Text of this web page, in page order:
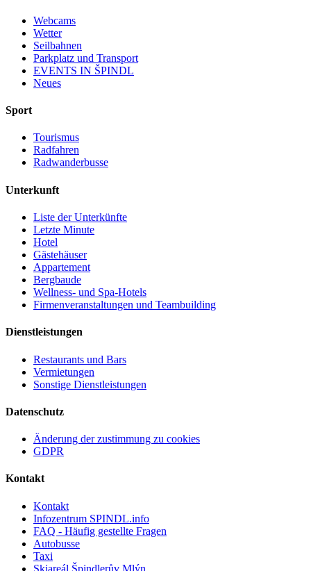
Webcams
Wetter
Seilbahnen
Parkplatz und Transport
EVENTS IN ŠPINDL
Neues
Sport
Tourismus
Radfahren
Radwanderbusse
Unterkunft
Liste der Unterkünfte
Letzte Minute
Hotel
Gästehäuser
Appartement
Bergbaude
Wellness- und Spa-Hotels
Firmenveranstaltungen und Teambuilding
Dienstleistungen
Restaurants und Bars
Vermietungen
Sonstige Dienstleistungen
Datenschutz
Änderung der zustimmung zu cookies
GDPR
Kontakt
Kontakt
Infozentrum SPINDL.info
FAQ - Häufig gestellte Fragen
Autobusse
Taxi
Skiareál Špindlerův Mlýn